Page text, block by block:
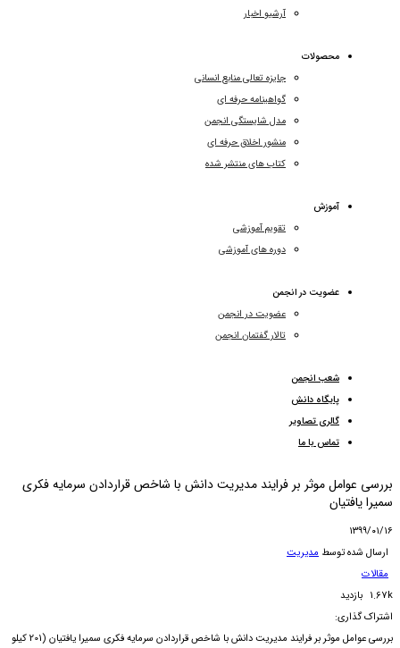
آرشیو اخبار
محصولات
جایزه تعالی منابع انسانی
گواهینامه حرفه ای
مدل شایستگی انجمن
منشور اخلاق حرفه ای
کتاب های منتشر شده
آموزش
تقویم آموزشی
دوره های آموزشی
عضویت در انجمن
عضویت در انجمن
تالار گفتمان انجمن
شعب انجمن
پایگاه دانش
گالری تصاویر
تماس با ما
بررسی عوامل موثر بر فرایند مدیریت دانش با شاخص قراردادن سرمایه فکری
سمیرا یافتیان
۱۳۹۹/۰۱/۱۶
ارسال شده توسط مدیریت
مقالات
1.67k بازدید
اشتراک گذاری:
بررسی عوامل موثر بر فرایند مدیریت دانش با شاخص قراردادن سرمایه فکری سمیرا یافتیان (201 کیلو